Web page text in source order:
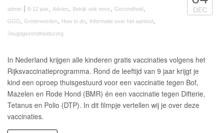
admin | 8-12 jaar Advies Bekijk ook eens Gezondheid
GGD Groterworden How to do Informatie over het aanbod
Jeugdgezondheidszorg
DEC
In Nederland krijgen alle kinderen gratis vaccinaties volgens het
Rijksvaccinatieprogramma. Rond de leeftijd van 9 jaar krijgt je
kind een oproep thuisgestuurd voor een vaccinatie tegen Bof,
Mazelen en Rode Hond (BMR) én een vaccinatie tegen Difterie,
Tetanus en Polio (DTP). In dit filmpje vertellen wij je over deze
vaccinaties.